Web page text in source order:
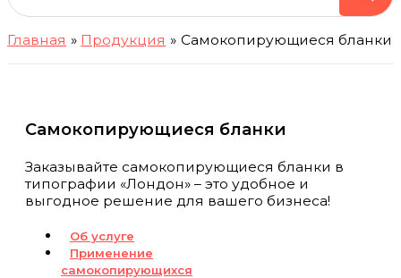
Главная Продукция Самокопирующиеся бланки
Самокопирующиеся бланки
Заказывайте самокопирующиеся бланки в
типографии «Лондон» – это удобное и
выгодное решение для вашего бизнеса!
Об услуге
Применение
самокопирующихся